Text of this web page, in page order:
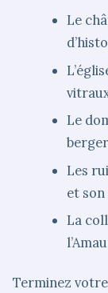
Le
Le
Les
et
La
Terminez